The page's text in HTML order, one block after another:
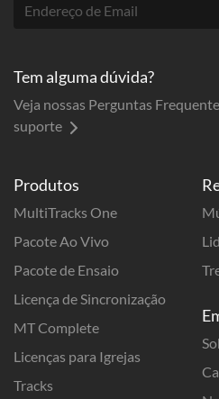
Produtos
MultiTracks One
Pacote Ao Vivo
Pacote de Ensaio
Licença de Sincronização
MT Complete
Licenças para Igrejas
Tracks
Tem alguma dúvida?
Veja nossas Perguntas
suporte